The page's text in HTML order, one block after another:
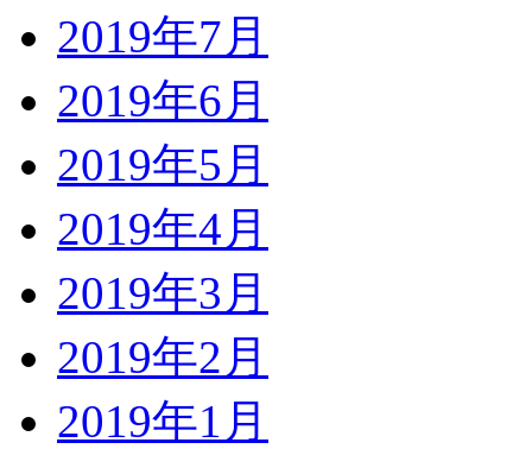
2019年7月
2019年6月
2019年5月
2019年4月
2019年3月
2019年2月
2019年1月